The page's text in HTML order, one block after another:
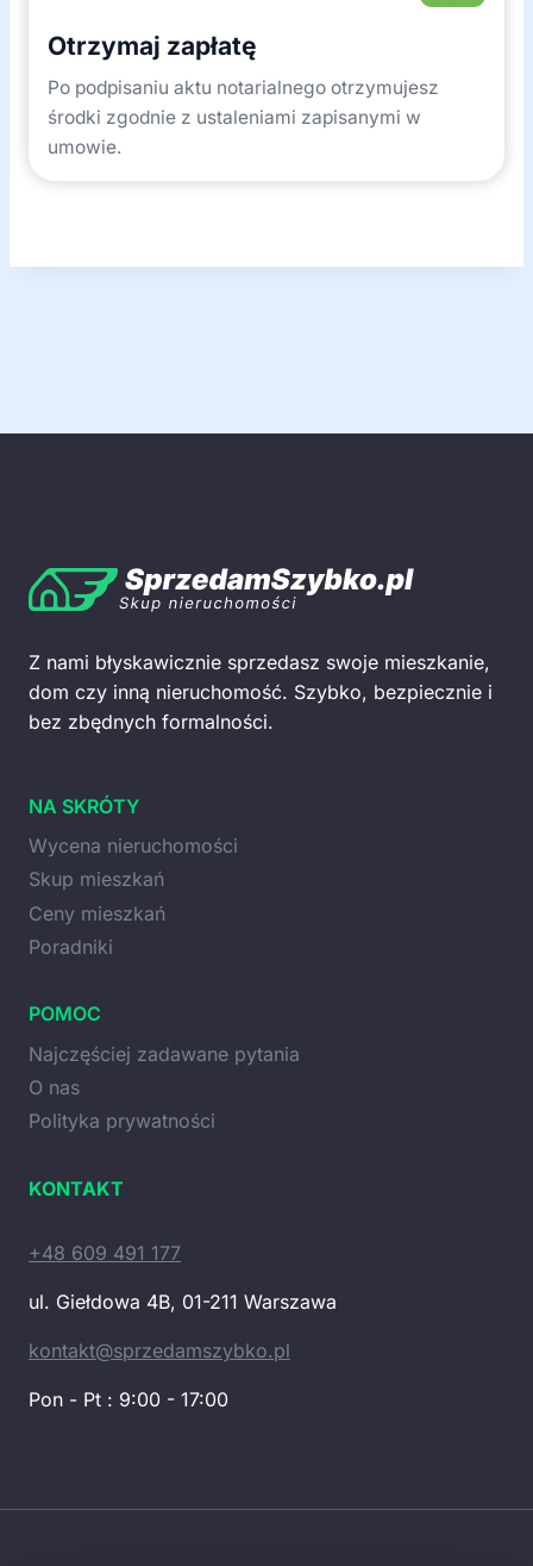
Otrzymaj zapłatę
Po podpisaniu aktu notarialnego otrzymujesz
środki zgodnie z ustaleniami zapisanymi w
umowie.
Z nami błyskawicznie sprzedasz swoje mieszkanie,
dom czy inną nieruchomość. Szybko, bezpiecznie i
bez zbędnych formalności.
NA SKRÓTY
Wycena nieruchomości
Skup mieszkań
Ceny mieszkań
Poradniki
POMOC
Najczęściej zadawane pytania
O nas
Polityka prywatności
KONTAKT
+48 609 491 177
ul. Giełdowa 4B, 01-211 Warszawa
kontakt@sprzedamszybko.pl
Pon - Pt : 9:00 - 17:00